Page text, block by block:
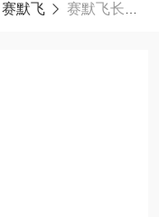
赛默飞 赛默飞长续航抗振动个人剂量仪RadEye G-10